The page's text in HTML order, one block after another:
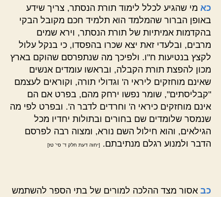
כא מי שהגיע לכלל לימוד תורת הנסתר, צריך שידע
באופן הברור שהמלמד הוא תלמיד חכם מקובל הבקי
בהקדמות אמיתיות של תורת הנסתר, וירא שמים
מרבים, ובלעדי זאת יצא שכרו בהפסדו, כי בנקל עלול
לקצץ בנטיעות ח"ו. ולפיכך מה שנתפרסם שהוקם בארץ
מכון להפצת תורת הקבלה, ובראשו עומדים אנשים
שאינם מוחזקים ליראי ה' וגדולי תורה, וקוראים לעצמם
"קבליסתים", שומר נפשו ירחק מהם, בפרט אם הם
אינם מוחזקים כיראי ה' וחרדים לדבר ה'. ובפרט לפי מה
שנמסר שלומדים שם בחורים ובתולות יחדיו מכל
הגילאים, והוא חילול השם נורא, ומצוה רבה לפרסם
הדבר ולמנוע רגלם מנתיבתם.
[יחוה דעת חלק ד' סי' טז]
כב אסור מצד ההלכה למורים של בתי הספר להשתמש